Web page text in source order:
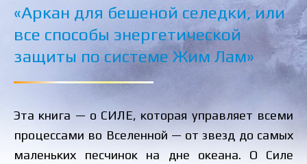
«Аркан для бешеной селедки, или
все способы энергетической
защиты по системе Жим Лам»
Эта книга — о СИЛЕ, которая управляет всеми
процессами во Вселенной — от звезд до самых
маленьких песчинок на дне океана. О Силе